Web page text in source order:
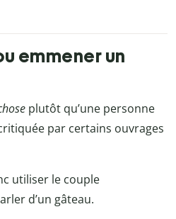
emmener un
plutôt qu’une personne
par certains ouvrages
utiliser le couple
d’un gâteau.